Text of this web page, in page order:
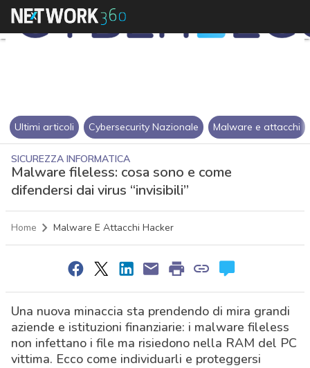
Ultimi articoli Cybersecurity Nazionale Malware e attacchi
SICUREZZA INFORMATICA
Malware fileless: cosa sono e come
difendersi dai virus “invisibili”
Home Malware E Attacchi Hacker
Una nuova minaccia sta prendendo di mira grandi
aziende e istituzioni finanziarie: i malware fileless
non infettano i file ma risiedono nella RAM del PC
vittima. Ecco come individuarli e proteggersi